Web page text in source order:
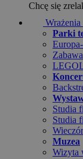
Chcę się
Wrażenia
Parki
Studia
Studia
Muzea
Wizyta